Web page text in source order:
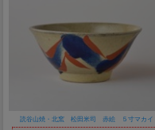
読谷山焼・北窯 松田米司 赤絵 ５寸マカイ